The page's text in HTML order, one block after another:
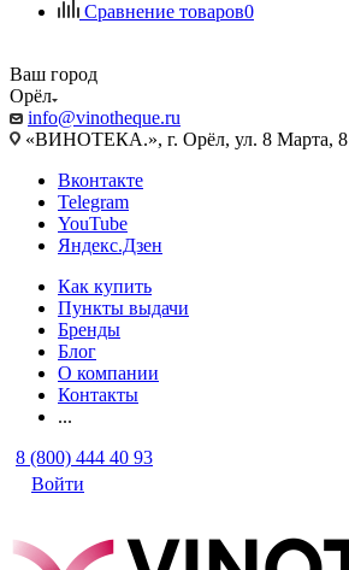
Сравнение товаров0
Ваш город
Орёл
info@vinotheque.ru
«ВИНОТЕКА.», г. Орёл, ул. 8 Марта, 8
Вконтакте
Telegram
YouTube
Яндекс.Дзен
Как купить
Пункты выдачи
Бренды
Блог
О компании
Контакты
...
8 (800) 444 40 93
Войти